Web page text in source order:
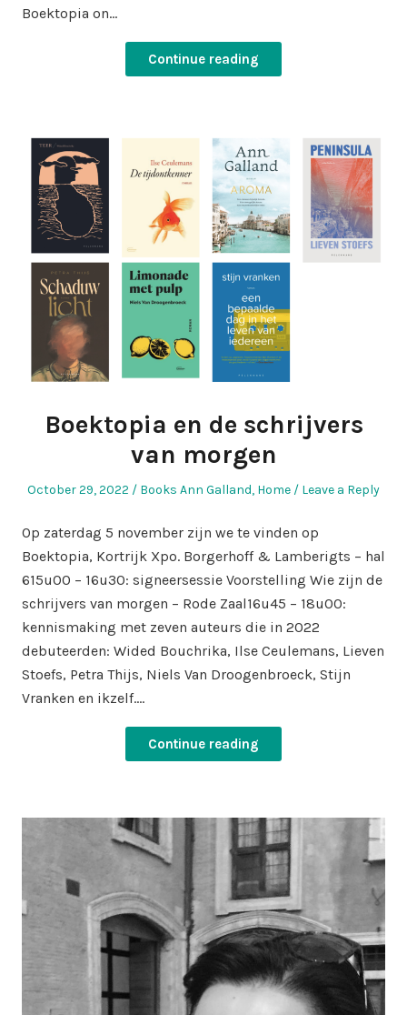
Boektopia on…
Continue reading
Boektopia en de schrijvers
van morgen
Posted
October 29, 2022
Posted
Books Ann Galland, Home Leave a Reply
Op zaterdag 5 november zijn we te vinden op
Boektopia, Kortrijk Xpo. Borgerhoff & Lamberigts – hal
615u00 – 16u30: signeersessie Voorstelling Wie zijn de
schrijvers van morgen – Rode Zaal16u45 – 18u00:
kennismaking met zeven auteurs die in 2022
debuteerden: Wided Bouchrika, Ilse Ceulemans, Lieven
Stoefs, Petra Thijs, Niels Van Droogenbroeck, Stijn
Vranken en ikzelf.…
Continue reading